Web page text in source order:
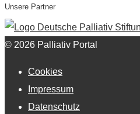
Unsere Partner
© 2026 Palliativ Portal
Cookies
Impressum
Datenschutz